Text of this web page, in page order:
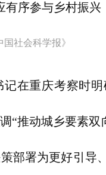
有序参与乡村振兴
国社会科学报》
记在重庆考察时
“推动城乡要素
部署为更好引